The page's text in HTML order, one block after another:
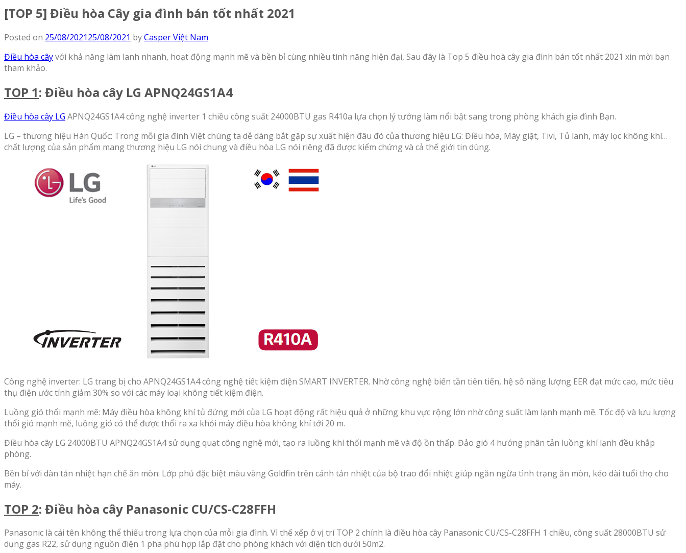
[TOP 5] Điều hòa Cây gia đình bán tốt nhất 2021
Posted on 25/08/202125/08/2021 byCasper Việt Nam
Điều hòa câyvới khả năng làm lanh nhanh, hoạt động mạnh mẽ và bền bỉ cùng nhiều tính năng hiện đại, Sau đây là Top 5 điều hoà cây gia đình bán tốt nhất 2021 xin mời bạn
tham khảo.
TOP 1: Điều hòa cây LG APNQ24GS1A4
Điều hòa cây LG APNQ24GS1A4 công nghệ inverter 1 chiều công suất 24000BTU gas R410a lựa chọn lý tưởng làm nổi bật sang trong phòng khách gia đình Bạn.
LG – thương hiệu Hàn Quốc: Trong mỗi gia đình Việt chúng ta dễ dàng bắt gặp sự xuất hiện đâu đó của thương hiệu LG: Điều hòa, Máy giặt, Tivi, Tủ lanh, máy lọc không khí…
chất lượng của sản phẩm mang thương hiệu LG nói chung và điều hòa LG nói riêng đã được kiểm chứng và cả thế giới tin dùng.
Công nghệ inverter: LG trang bị cho APNQ24GS1A4 công nghệ tiết kiệm điện SMART INVERTER. Nhờ công nghệ biến tần tiên tiến, hệ số năng lượng EER đạt mức cao, mức tiêu
thụ điện ước tính giảm 30% so với các máy loại không tiết kiệm điện.
Luồng gió thổi mạnh mẽ: Máy điều hòa không khí tủ đứng mới của LG hoạt động rất hiệu quả ở những khu vực rộng lớn nhờ công suất làm lạnh mạnh mẽ. Tốc độ và lưu lượng
thổi gió mạnh mẽ, luồng gió có thể được thổi ra xa khỏi máy điều hòa không khí tới 20 m.
Điều hòa cây LG 24000BTU APNQ24GS1A4 sử dụng quạt công nghệ mới, tạo ra luồng khí thổi mạnh mẽ và độ ồn thấp. Đảo gió 4 hướng phân tản luồng khí lạnh đều khắp
phòng.
Bền bỉ với dàn tản nhiệt hạn chế ăn mòn: Lớp phủ đặc biệt màu vàng Goldfin trên cánh tản nhiệt của bộ trao đổi nhiệt giúp ngăn ngừa tình trạng ăn mòn, kéo dài tuổi thọ cho
máy.
TOP 2: Điều hòa cây Panasonic CU/CS-C28FFH
Panasonic là cái tên không thể thiếu trong lựa chọn của mỗi gia đình. Vì thế xếp ở vị trí TOP 2 chính là điều hòa cây Panasonic CU/CS-C28FFH 1 chiều, công suất 28000BTU sử
dụng gas R22, sử dụng nguồn điện 1 pha phù hợp lắp đặt cho phòng khách với diện tích dưới 50m2.